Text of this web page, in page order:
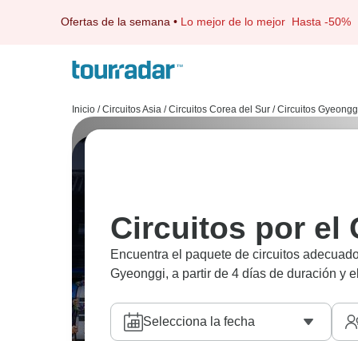
Ofertas de la semana • Lo mejor de lo mejor Hasta -50%
Inicio / Circuitos Asia / Circuitos Corea del Sur / Circuitos
Circuitos por el
Encuentra el paquete de circuitos
Gyeonggi, a partir de 4 días de duración y
Selecciona la fecha